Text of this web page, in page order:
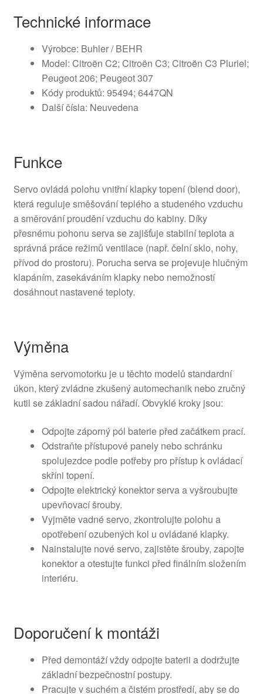
Technické informace
Výrobce: Buhler / BEHR
Model: Citroën C2; Citroën C3; Citroën C3 Pluriel;
Peugeot 206; Peugeot 307
Kódy produktů: 95494; 6447QN
Další čísla: Neuvedena
Funkce
Servo ovládá polohu vnitřní klapky topení (blend door),
která reguluje směšování teplého a studeného vzduchu
a směrování proudění vzduchu do kabiny. Díky
přesnému pohonu serva se zajišťuje stabilní teplota a
správná práce režimů ventilace (např. čelní sklo, nohy,
přívod do prostoru). Porucha serva se projevuje hlučným
klapáním, zasekáváním klapky nebo nemožností
dosáhnout nastavené teploty.
Výměna
Výměna servomotorku je u těchto modelů standardní
úkon, který zvládne zkušený automechanik nebo zručný
kutil se základní sadou nářadí. Obvyklé kroky jsou:
Odpojte záporný pól baterie před začátkem prací.
Odstraňte přístupové panely nebo schránku
spolujezdce podle potřeby pro přístup k ovládací
skříni topení.
Odpojte elektrický konektor serva a vyšroubujte
upevňovací šrouby.
Vyjměte vadné servo, zkontrolujte polohu a
opotřebení ozubených kol u ovládané klapky.
Nainstalujte nové servo, zajistěte šrouby, zapojte
konektor a otestujte funkci před finálním složením
interiéru.
Doporučení k montáži
Před demontáží vždy odpojte baterii a dodržujte
základní bezpečnostní postupy.
Pracujte v suchém a čistém prostředí, aby se do